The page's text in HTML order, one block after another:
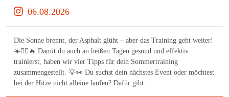
06.08.2026
Die Sonne brennt, der Asphalt glüht – aber das Training geht weiter!
☀️🏃‍♀️🔥 Damit du auch an heißen Tagen gesund und effektiv
trainierst, haben wir vier Tipps für dein Sommertraining
zusammengestellt. 💡👀 Du suchst dein nächstes Event oder möchtest
bei der Hitze nicht alleine laufen? Dafür gibt…